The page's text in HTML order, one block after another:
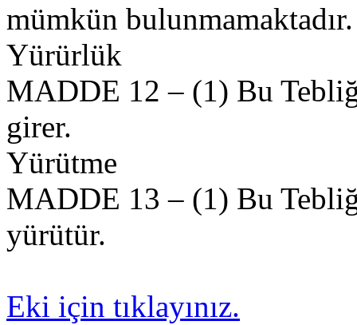
mümkün bulunmamaktadır.
Yürürlük
MADDE 12 – (1) Bu
girer.
Yürütme
MADDE 13 – (1) Bu
yürütür.
Eki için tıklayınız.